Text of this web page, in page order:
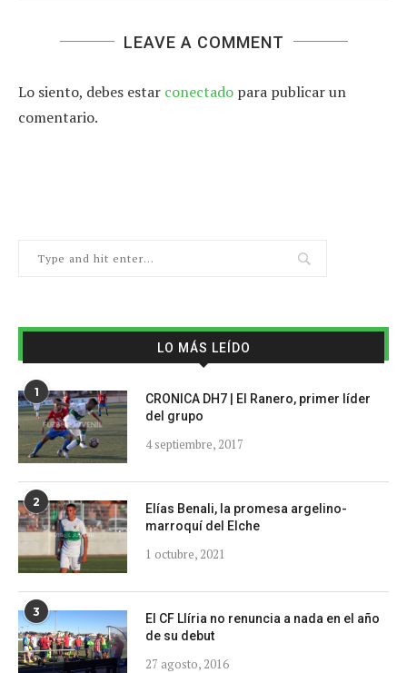
LEAVE A COMMENT
Lo siento, debes estar conectado para publicar un
comentario.
LO MÁS LEÍDO
1
CRONICA DH7 | El Ranero, primer líder
del grupo
4 septiembre, 2017
2
Elías Benali, la promesa argelino-
marroquí del Elche
1 octubre, 2021
3
El CF Llíria no renuncia a nada en el año
de su debut
27 agosto, 2016